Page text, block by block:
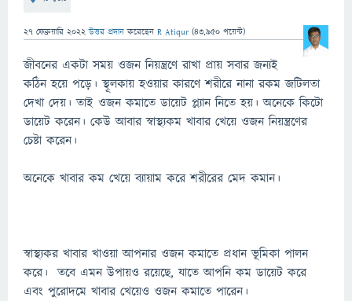
27 ফেব্রুয়ারি 2022 উত্তর প্রদান করেছেন R Atiqur (43,950 পয়েন্ট)
জীবনের একটা সময় ওজন নিয়ন্ত্রণে রাখা প্রায় সবার জন্যই
কঠিন হয়ে পড়ে। স্থূলকায় হওয়ার কারণে শরীরে নানা রকম জটিলতা
দেখা দেয়। তাই ওজন কমাতে ডায়েট প্ল্যান নিতে হয়। অনেকে কিটো
ডায়েট করেন। কেউ আবার স্বাস্থ্যকম খাবার খেয়ে ওজন নিয়ন্ত্রণের
চেষ্টা করেন।
অনেকে খাবার কম খেয়ে ব্যায়াম করে শরীরের মেদ কমান।
স্বাস্থ্যকর খাবার খাওয়া আপনার ওজন কমাতে প্রধান ভূমিকা পালন
করে। তবে এমন উপায়ও রয়েছে, যাতে আপনি কম ডায়েট করে
এবং পুরোদমে খাবার খেয়েও ওজন কমাতে পারেন।